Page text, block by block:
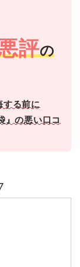
評の
する前に
』の悪い口コ